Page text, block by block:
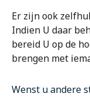
Er zijn ook
Indien U daar
bereid U op de
brengen met
Wenst u andere